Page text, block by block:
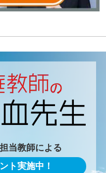
当教師による
ト実施中！